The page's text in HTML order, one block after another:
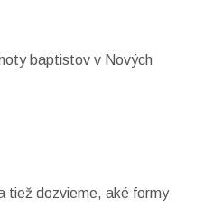
baptistov v Nových
tiež dozvieme, aké formy